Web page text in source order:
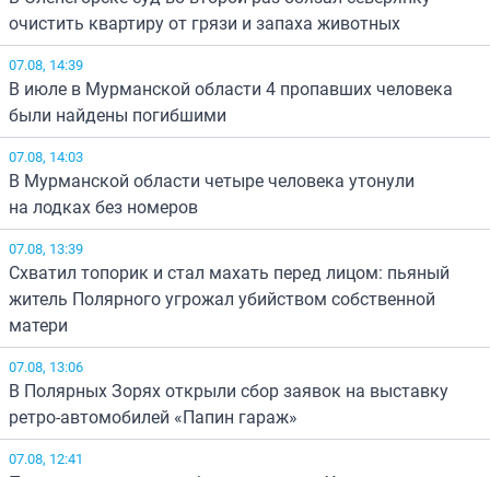
очистить квартиру от грязи и запаха животных
07.08, 14:39
В июле в Мурманской области 4 пропавших человека
были найдены погибшими
07.08, 14:03
В Мурманской области четыре человека утонули
на лодках без номеров
07.08, 13:39
Схватил топорик и стал махать перед лицом: пьяный
житель Полярного угрожал убийством собственной
матери
07.08, 13:06
В Полярных Зорях открыли сбор заявок на выставку
ретро-автомобилей «Папин гараж»
07.08, 12:41